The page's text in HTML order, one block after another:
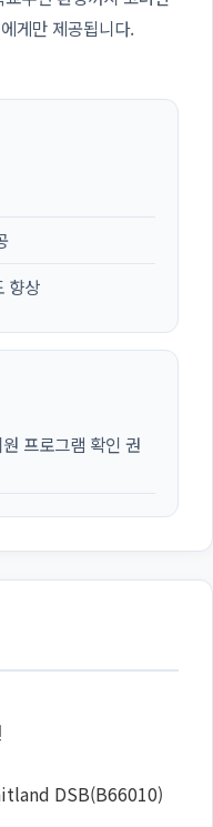
게만 제공됩니다.
향상
프로그램 확인 권
DSB(B66010)